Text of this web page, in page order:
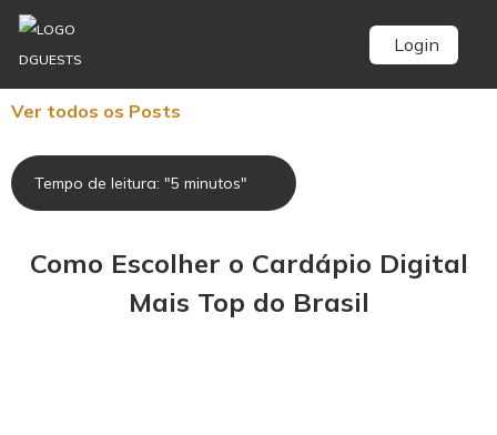
Login
Ver todos os Posts
Tempo de leitura: "5 minutos"
Como Escolher o Cardápio Digital
Mais Top do Brasil